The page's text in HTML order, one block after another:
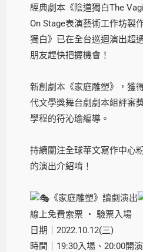
經典劇本《陰道獨白The
On Stage表演藝術工作坊製
獨白》已在全台巡迴演出超
朋友趕快把握機會！
新創劇本《家庭雕塑》，獲
代文學獎舞台劇劇本組評審
學程的符沁瑜編導。
持續關注全球華文寫作中心
的演出介紹唷！
《家庭雕塑》讀劇演出
線上免費索票 ‧ 驗票入場
日期｜2022.10.12(三)
時間｜19:30入場、20:00開演